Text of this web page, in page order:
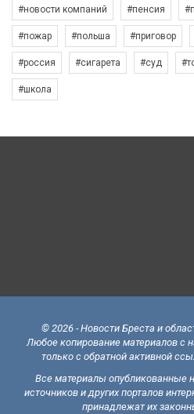
#новости компаний #пенсия
#пожар #польша #приговор
#россия #сигарета #суд
#школа
© 2026 - Новости Бреста и
Любое копирование материалов с
только с обратной активной
Все материалы опубликованные
источников и других порталов
принадлежат их